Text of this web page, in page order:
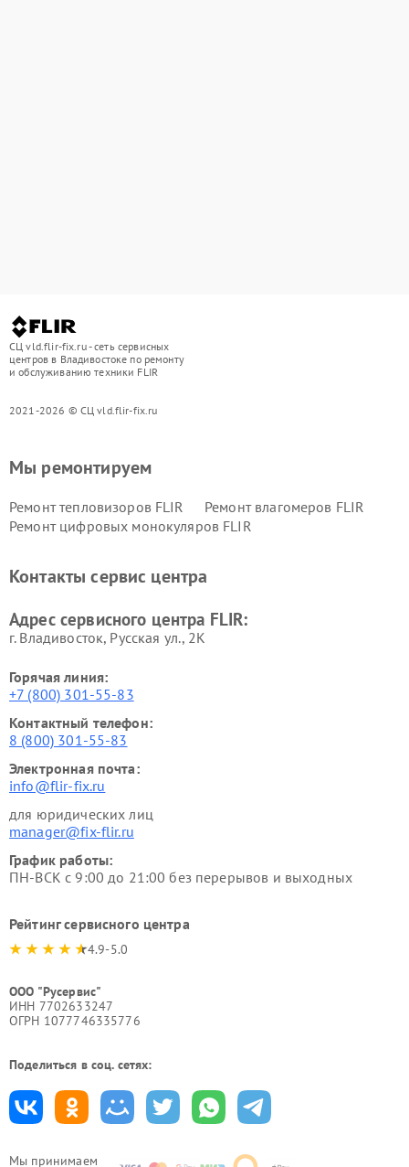
СЦ vld.flir-fix.ru - сеть сервисных
центров в Владивостоке по ремонту
и обслуживанию техники FLIR
2021-2026 © СЦ vld.flir-fix.ru
Мы принимаем
Мы ремонтируем
Ремонт тепловизоров FLIR
Ремонт влагомеров FLIR
Ремонт цифровых монокуляров FLIR
Контакты сервис центра
Адрес сервисного центра FLIR:
г. Владивосток, Русская ул., 2К
Горячая линия:
+7 (800) 301-55-83
Контактный телефон:
8 (800) 301-55-83
Электронная почта:
info@flir-fix.ru
для юридических лиц
manager@fix-flir.ru
График работы:
ПН-ВСК с 9:00 до 21:00 без перерывов и выходных
Рейтинг сервисного центра
4.9-5.0
ООО "Русервис"
ИНН 7702633247
ОГРН 1077746335776
Поделиться в соц. сетях: